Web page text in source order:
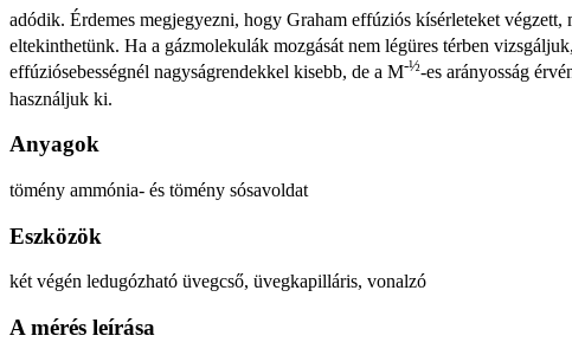
adódik. Érdemes megjegyezni, hogy Graham effúziós kísérleteket
eltekinthetünk. Ha a gázmolekulák mozgását nem légüres térben
effúziósebességnél nagyságrendekkel kisebb, de a M-½-es arányosság
használjuk ki.
Anyagok
tömény ammónia- és tömény sósavoldat
Eszközök
két végén ledugózható üvegcső, üvegkapilláris, vonalzó
A mérés leírása